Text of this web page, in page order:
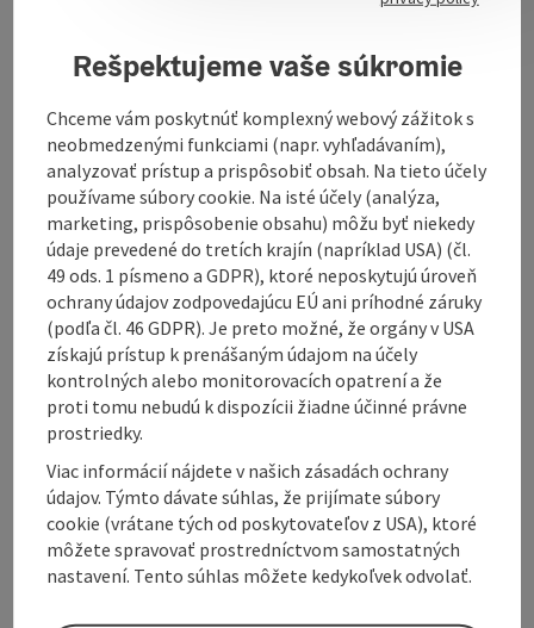
Biometric passport photos (passport, driver's license,
photos School photos directly at school additionally
for hobby photographers: digital photo station for
instant prints 10x15 and 15x20cm digital posters from
20x30 to 60x100cm within 24-hour also with
lamination! wide range of photo frames and albums,
including accessories and expert advice OÖ
Familienkarte (50% for family shots) ...
Display complete description
Contact
Arrival
Prices
Rešpektujeme vaše súkromie
Chceme vám poskytnúť komplexný webový zážitok s
neobmedzenými funkciami (napr. vyhľadávaním),
analyzovať prístup a prispôsobiť obsah. Na tieto účely
používame súbory cookie. Na isté účely (analýza,
marketing, prispôsobenie obsahu) môžu byť niekedy
údaje prevedené do tretích krajín (napríklad USA) (čl.
49 ods. 1 písmeno a GDPR), ktoré neposkytujú úroveň
ochrany údajov zodpovedajúcu EÚ ani príhodné záruky
(podľa čl. 46 GDPR). Je preto možné, že orgány v USA
získajú prístup k prenášaným údajom na účely
kontrolných alebo monitorovacích opatrení a že
proti tomu nebudú k dispozícii žiadne účinné právne
prostriedky.
Viac informácií nájdete v našich zásadách ochrany
údajov. Týmto dávate súhlas, že prijímate súbory
cookie (vrátane tých od poskytovateľov z USA), ktoré
môžete spravovať prostredníctvom samostatných
nastavení. Tento súhlas môžete kedykoľvek odvolať.